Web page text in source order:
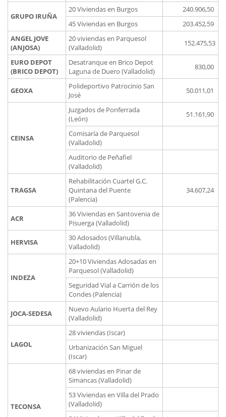
GRUPO IRUÑA
20 Viviendas en Burgos
240.906,50
45 Viviendas en Burgos
203.452,59
ANGEL JOVE
(ANJOSA)
20 viviendas en Parquesol
(Valladolid)
152.475,53
EURO DEPOT
(BRICO DEPOT)
Desatranque en Brico Depot
Laguna de Duero (Valladolid)
830,00
GEOXA
Polideportivo Patrocinio San
José
50.011,01
CEINSA
Juzgados de Ponferrada
(León)
51.161,90
Comisaría de Parquesol
(Valladolid)
Auditorio de Peñafiel
(Valladolid)
TRAGSA
Rehabilitación Cuartel G.C.
Quintana del Puente
(Palencia)
34.607,24
ACR
36 Viviendas en Santovenia de
Pisuerga (Valladolid)
HERVISA
30 Adosados (Villanubla,
Valladolid)
INDEZA
20+10 Viviendas Adosadas en
Parquesol (Valladolid)
Seguridad Vial a Carrión de los
Condes (Palencia)
JOCA-SEDESA
Nuevo Aulario Huerta del Rey
(Valladolid)
LAGOL
28 viviendas (Iscar)
Urbanización San Miguel
(Iscar)
TECONSA
68 viviendas en Pinar de
Simancas (Valladolid)
53 Viviendas en Villa del Prado
(Valladolid)